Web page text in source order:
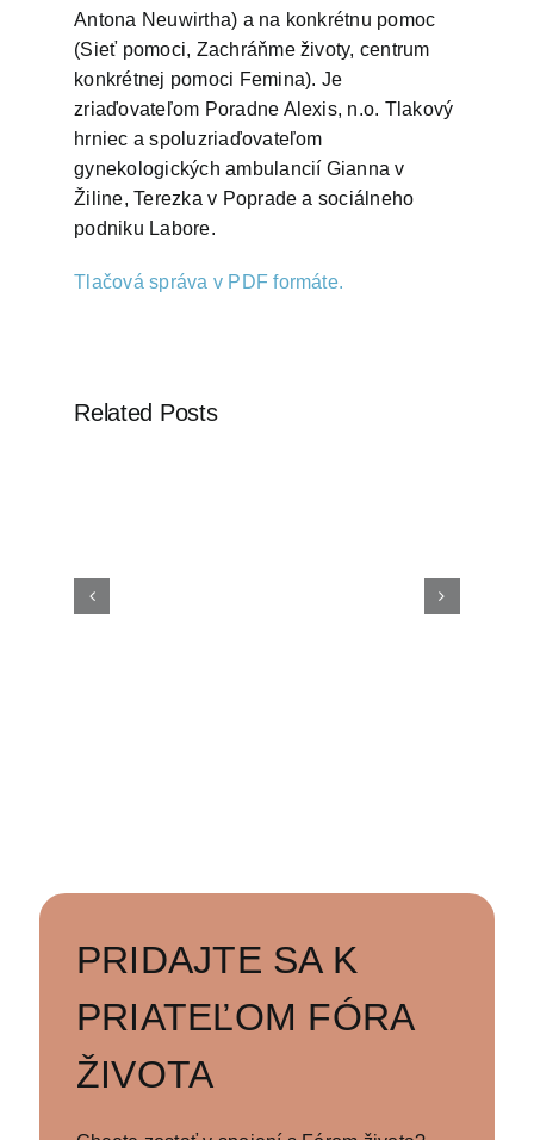
Antona Neuwirtha) a na konkrétnu pomoc
(Sieť pomoci, Zachráňme životy, centrum
konkrétnej pomoci Femina). Je
zriaďovateľom Poradne Alexis, n.o. Tlakový
hrniec a spoluzriaďovateľom
gynekologických ambulancií Gianna v
Žiline, Terezka v Poprade a sociálneho
podniku Labore.
Tlačová správa v PDF formáte.
Related Posts
billboard”, chce priniesť
tému ochrany života do
PRIDAJTE SA K
PRIATEĽOM FÓRA
ŽIVOTA